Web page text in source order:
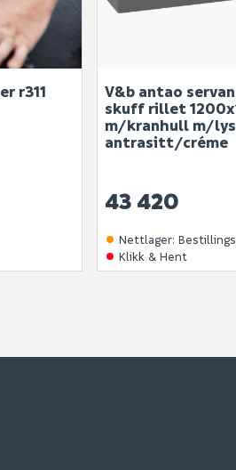
r311
V&b antao
skuff rillet
m/kranhull m/lys
antrasitt/créme
43 420
Nettlager:
Klikk & Hent